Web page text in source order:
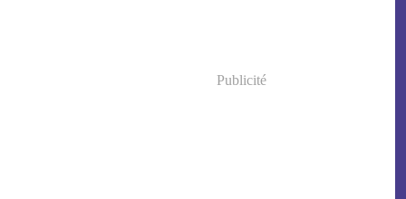
Publicité